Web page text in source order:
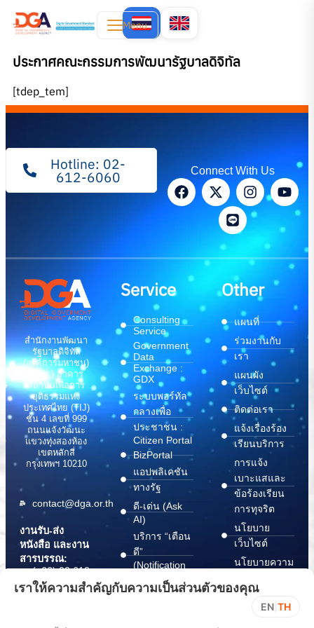
Menu
ประกาศคณะกรรมการพัฒนารัฐบาลดิจิทัล
[tdep_tem]
Hotline: 02-
612-6060 Connect With Us
สำนักงานพัฒนา
รัฐบาลดิจิทัล
(องค์การมหาชน)
(สพร.) อาคาร
สถาบันเพื่อการ
ยุติธรรมแห่ง
ประเทศไทย (TIJ)
ชั้น 4 เลขที่ 999
ถนนแจ้งวัฒนะ
แขวงทุ่งสองห้อง
เขตหลักสี่
กรุงเทพฯ 10210
contact@dga.or.th
งานรับ-ส่ง
หนังสือ และงาน
สารบรรณ:
(+66) 02 612
6000
saraban@dga.or.th
Service
Consulting
Service
Government
Data
Exchange :
GDX
ระบบพอร์ทัล
กลางเพื่อ
ประชาชน :
Citizen Portal
BizPortal
แอปพลิเคชัน
ทางรัฐ
ดี-เด่น (Ask
AI)
บริการ “เตือน
ดี”
(Notification
บริการ
Other
แผนที่
ร่วมงานกับ
เรา
แผนผัง
เว็บไซต์
ติดต่อเรา
แจ้งเรื่องร้อง
เรียนบริการ
การแจ้ง
เบาะแสและ
ข้อร้องเรียน
การทุจริต
นโยบาย
เว็บไซต์
นโยบายความ
ปลอดภัย
สารสนเทศ
เราให้ความสำคัญกับความเป็นส่วนตัวของคุณ
EN TH